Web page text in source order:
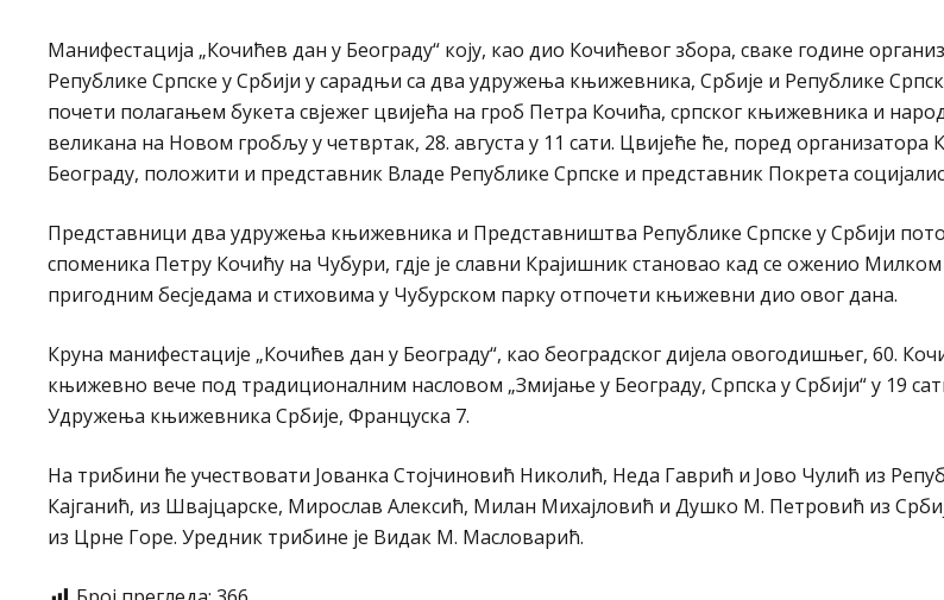
Манифестација „Кочићев дан у Београду“ коју, као дио Кочићевог збора, сваке године
Републике Српске у Србији у сарадњи са два удружења књижевника, Србије и Републике
почети полагањем букета свјежег цвијећа на гроб Петра Кочића, српског књижевника и
великана на Новом гробљу у четвртак, 28. августа у 11 сати. Цвијеће ће, поред организатора
Београду, положити и представник Владе Републике Српске и представник Покрета
Представници два удружења књижевника и Представништва Републике Српске у Србији
споменика Петру Кочићу на Чубури, гдје је славни Крајишник становао кад се оженио
пригодним бесједама и стиховима у Чубурском парку отпочети књижевни дио овог дана.
Круна манифестације „Кочићев дан у Београду“, као београдског дијела овогодишњег, 60.
књижевно вече под традиционалним насловом „Змијање у Београду, Српска у Србији“ у 19
Удружења књижевника Србије, Француска 7.
На трибини ће учествовати Јованка Стојчиновић Николић, Неда Гаврић и Јово Чулић из
Кајганић, из Швајцарске, Мирослав Алексић, Милан Михајловић и Душко M. Петровић из
из Црне Горе. Уредник трибине је Видак М. Масловарић.